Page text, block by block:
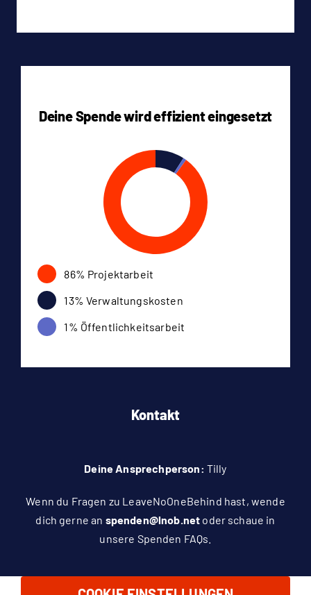
Deine Spende wird effizient eingesetzt
86% Projektarbeit
13% Verwaltungskosten
1% Öffentlichkeitsarbeit
Kontakt
Deine Ansprechperson: Tilly
Wenn du Fragen zu LeaveNoOneBehind hast, wende
dich gerne an spenden@lnob.net oder schaue in
unsere Spenden FAQs